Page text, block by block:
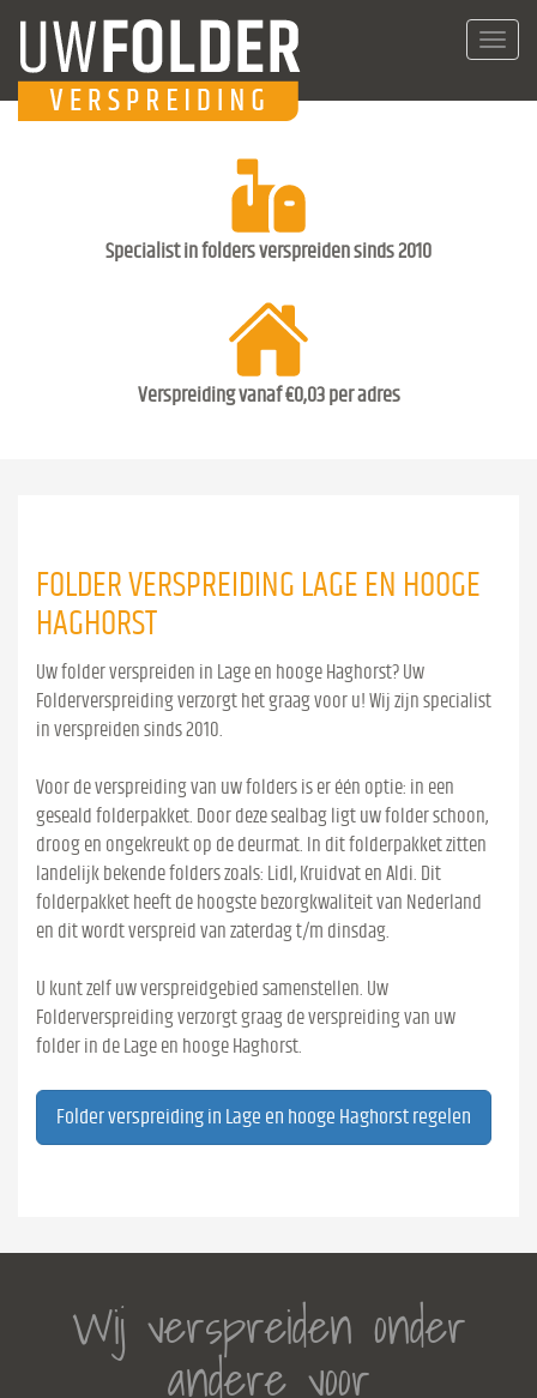
Specialist in folders verspreiden sinds 2010
Verspreiding vanaf €0,03 per adres
FOLDER VERSPREIDING LAGE EN HOOGE
HAGHORST
Uw folder verspreiden in Lage en hooge Haghorst? Uw
Folderverspreiding verzorgt het graag voor u! Wij zijn specialist
in verspreiden sinds 2010.
Voor de verspreiding van uw folders is er één optie: in een
geseald folderpakket. Door deze sealbag ligt uw folder schoon,
droog en ongekreukt op de deurmat. In dit folderpakket zitten
landelijk bekende folders zoals: Lidl, Kruidvat en Aldi. Dit
folderpakket heeft de hoogste bezorgkwaliteit van Nederland
en dit wordt verspreid van zaterdag t/m dinsdag.
U kunt zelf uw verspreidgebied samenstellen. Uw
Folderverspreiding verzorgt graag de verspreiding van uw
folder in de Lage en hooge Haghorst.
Folder verspreiding in Lage en hooge Haghorst regelen
Wij verspreiden onder
andere voor